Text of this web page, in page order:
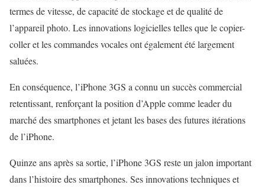
termes de vitesse, de capacité de stockage et de qualité de
l’appareil photo. Les innovations logicielles telles que le copier-
coller et les commandes vocales ont également été largement
saluées.
En conséquence, l’iPhone 3GS a connu un succès commercial
retentissant, renforçant la position d’Apple comme leader du
marché des smartphones et jetant les bases des futures itérations
de l’iPhone.
Quinze ans après sa sortie, l’iPhone 3GS reste un jalon important
dans l’histoire des smartphones. Ses innovations techniques et